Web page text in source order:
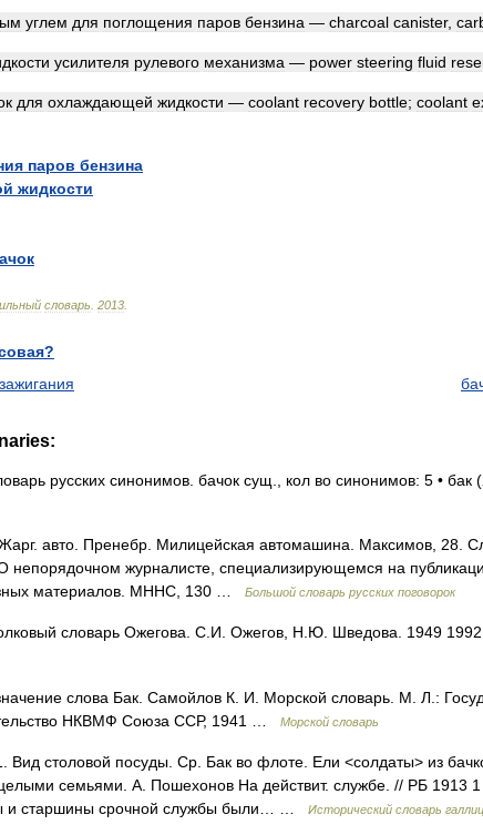
углем для поглощения паров бензина — charcoal canister,
усилителя рулевого механизма — power steering fluid
для охлаждающей жидкости — coolant recovery bottle; coolant
паров бензина
жидкости
словарь 2013
русских синонимов. бачок сущ., кол во синонимов: 5 • бак
авто. Пренебр. Милицейская автомашина. Максимов, 28.
непорядочном журналисте, специализирующемся на
материалов. МННС, 130 …
Большой словарь русских поговорок
словарь Ожегова. С.И. Ожегов, Н.Ю. Шведова. 1949
слова Бак. Самойлов К. И. Морской словарь. М. Л.:
НКВМФ Союза ССР, 1941 …
Морской словарь
столовой посуды. Ср. Бак во флоте. Ели <солдаты> из
семьями. А. Пошехонов На действит. службе. // РБ 1913
и старшины срочной службы были… …
Исторический словарь